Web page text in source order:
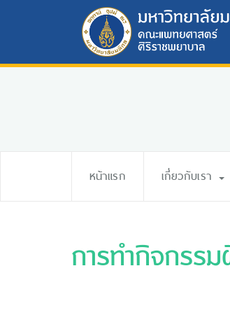
หน้าแรก เกี่ยวกับเรา
การทำกิจกรร